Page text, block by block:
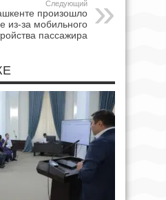
Следующий
произошло
из-за мобильного
пассажира